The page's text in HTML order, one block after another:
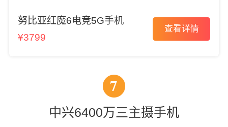
努比亚红魔6电竞5G手机
¥3799
查看详情
7
中兴6400万三主摄手机